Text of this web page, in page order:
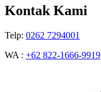
Kontak Kami
Telp: 0262 7294001
WA : +62 822-1666-9919